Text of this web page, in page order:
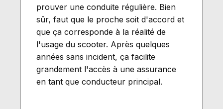
prouver une conduite régulière. Bien
sûr, faut que le proche soit d'accord et
que ça corresponde à la réalité de
l'usage du scooter. Après quelques
années sans incident, ça facilite
grandement l'accès à une assurance
en tant que conducteur principal.